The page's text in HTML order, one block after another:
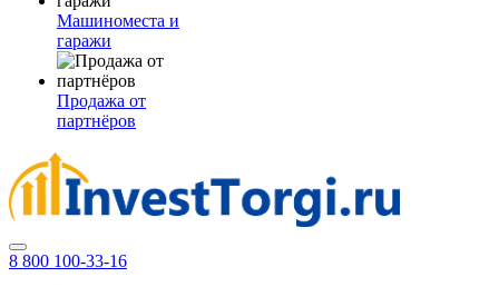
Машиноместа и
гаражи
Продажа от
партнёров
8 800 100-33-16